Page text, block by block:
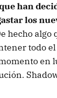
han
los
hecho
todo
en